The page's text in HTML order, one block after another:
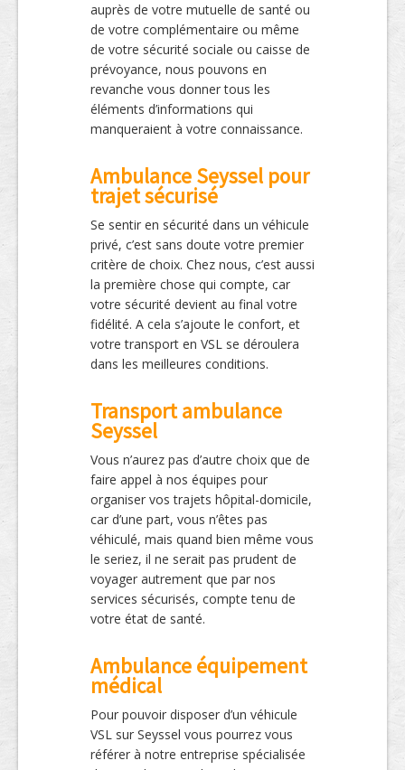
auprès de votre mutuelle de santé ou
de votre complémentaire ou même
de votre sécurité sociale ou caisse de
prévoyance, nous pouvons en
revanche vous donner tous les
éléments d’informations qui
manqueraient à votre connaissance.
Ambulance Seyssel pour
trajet sécurisé
Se sentir en sécurité dans un véhicule
privé, c’est sans doute votre premier
critère de choix. Chez nous, c’est aussi
la première chose qui compte, car
votre sécurité devient au final votre
fidélité. A cela s’ajoute le confort, et
votre transport en VSL se déroulera
dans les meilleures conditions.
Transport ambulance
Seyssel
Vous n’aurez pas d’autre choix que de
faire appel à nos équipes pour
organiser vos trajets hôpital-domicile,
car d’une part, vous n’êtes pas
véhiculé, mais quand bien même vous
le seriez, il ne serait pas prudent de
voyager autrement que par nos
services sécurisés, compte tenu de
votre état de santé.
Ambulance équipement
médical
Pour pouvoir disposer d’un véhicule
VSL sur Seyssel vous pourrez vous
référer à notre entreprise spécialisée